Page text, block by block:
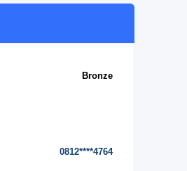
Bronze
0812****4764